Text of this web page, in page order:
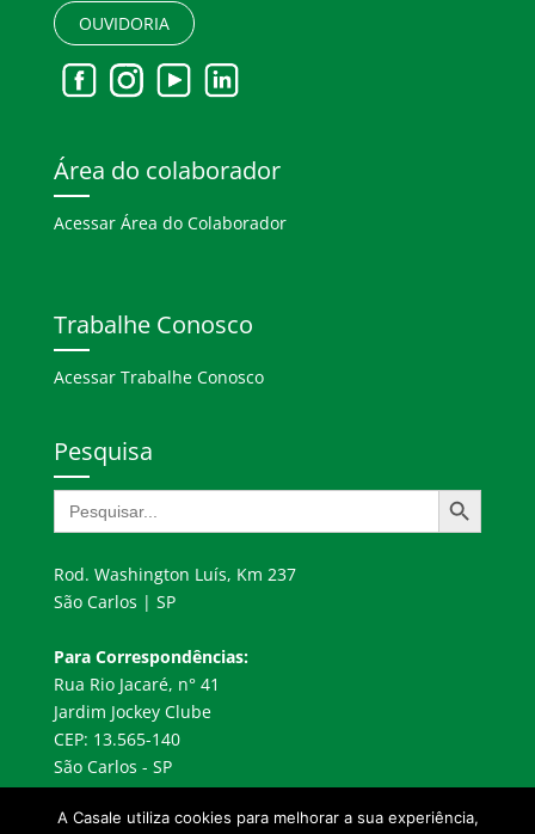
OUVIDORIA
Área do colaborador
Acessar Área do Colaborador
Trabalhe Conosco
Acessar Trabalhe Conosco
Pesquisa
Search
for:
Search Button
Rod. Washington Luís, Km 237
São Carlos | SP
Para Correspondências:
Rua Rio Jacaré, n° 41
Jardim Jockey Clube
CEP: 13.565-140
São Carlos - SP
A Casale utiliza cookies para melhorar a sua experiência,